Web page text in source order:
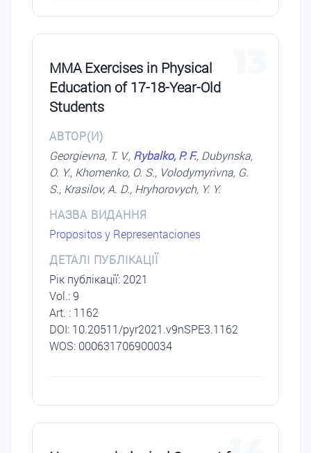
MMA Exercises in Physical
Education of 17-18-Year-Old
Students
АВТОР(И)
Georgievna, T. V., Rybalko, P. F., Dubynska,
O. Y., Khomenko, O. S., Volodymyrivna, G.
S., Krasilov, A. D., Hryhorovych, Y. Y.
НАЗВА ВИДАННЯ
Propositos y Representaciones
ДЕТАЛІ ПУБЛІКАЦІЇ
Рік публікації: 2021
Vol.: 9
Art. : 1162
DОI: 10.20511/pyr2021.v9nSPE3.1162
WOS: 000631706900034